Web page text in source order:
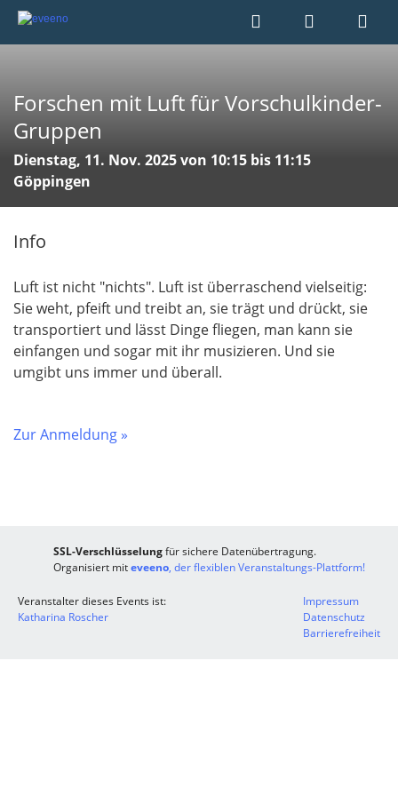
Forschen mit Luft für Vorschulkinder-
Gruppen
Dienstag, 11. Nov. 2025 von 10:15 bis 11:15
Göppingen
Info
Luft ist nicht "nichts". Luft ist überraschend vielseitig:
Sie weht, pfeift und treibt an, sie trägt und drückt, sie
transportiert und lässt Dinge fliegen, man kann sie
einfangen und sogar mit ihr musizieren. Und sie
umgibt uns immer und überall.
Zur Anmeldung »
SSL-Verschlüsselungfür sichere Datenübertragung.
Organisiert miteveeno, der flexiblen Veranstaltungs-Plattform!
Veranstalter dieses Events ist:
Katharina Roscher
Impressum
Datenschutz
Barrierefreiheit